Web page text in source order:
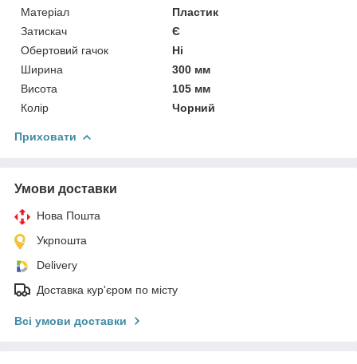
Матеріал
Пластик
Затискач
Є
Обертовий гачок
Ні
Ширина
300 мм
Висота
105 мм
Колір
Чорний
Приховати
Умови доставки
Нова Пошта
Укрпошта
Delivery
Доставка кур'єром по місту
Всі умови доставки